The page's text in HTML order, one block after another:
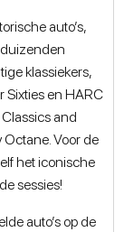
auto’s,
klassiekers,
Sixties en HARC
and
Voor de
het iconische
sessies!
auto’s op de